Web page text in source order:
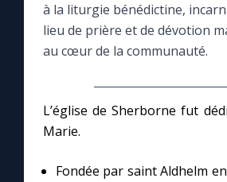
La vidéo de la semaine
Le magazine
à la liturgie bénédictine,
lieu de prière et de dévotion
au cœur de la communauté.
L’église de Sherborne fut
Marie.
Fondée par saint Aldhelm en